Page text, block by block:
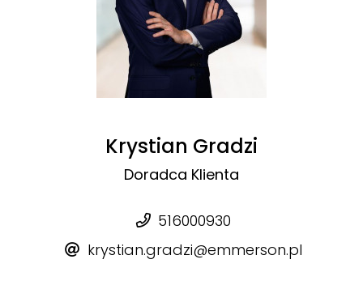
Krystian Gradzi
Doradca Klienta
516000930
krystian.gradzi@emmerson.pl